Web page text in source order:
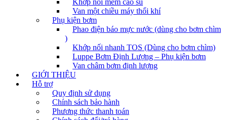
Khớp nối mềm cao su
Van một chiều máy thổi khí
Phụ kiện bơm
Phao điện báo mực nước (dùng cho bơm chìm
)
Khớp nối nhanh TOS (Dùng cho bơm chìm)
Luppe Bơm Định Lượng – Phụ kiện bơm
Van châm bơm định lượng
GIỚI THIỆU
Hỗ trợ
Quy định sử dụng
Chính sách bảo hành
Phương thức thanh toán